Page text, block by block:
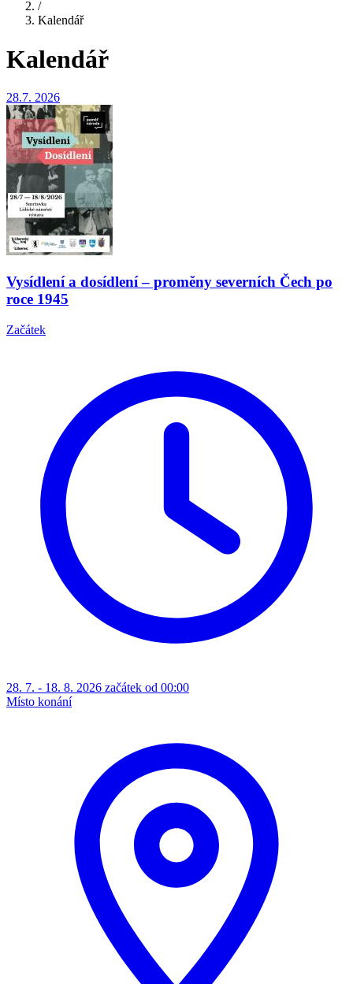
/
Kalendář
Kalendář
28.7. 2026
Vysídlení a dosídlení – proměny severních Čech po
roce 1945
Začátek
28. 7. - 18. 8. 2026 začátek od 00:00
Místo konání